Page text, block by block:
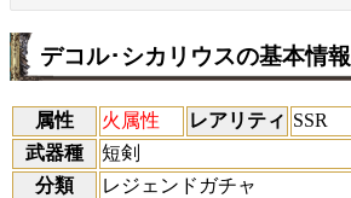
デコル･シカリウスの基本情報
属性 火属性 レアリティ SSR
武器種
短剣
分類
レジェンドガチャ